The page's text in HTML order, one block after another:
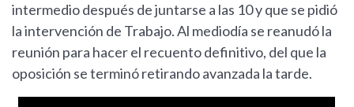
intermedio después de juntarse a las 10 y que se pidió
la intervención de Trabajo. Al mediodía se reanudó la
reunión para hacer el recuento definitivo, del que la
oposición se terminó retirando avanzada la tarde.